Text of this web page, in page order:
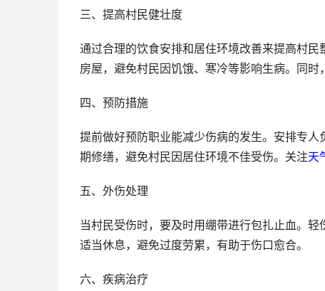
三、提高村民健壮度
通过合理的饮食安排和居住环境改善来提高村
房屋，避免村民因饥饿、寒冷等影响生病。同时
四、预防措施
提前做好预防职业能减少伤病的发生。安排专
期修缮，避免村民因居住环境不佳受伤。关注天
五、外伤处理
当村民受伤时，要及时用绷带进行包扎止血。
适当休息，避免过度劳累，有助于伤口愈合。
六、疾病治疗